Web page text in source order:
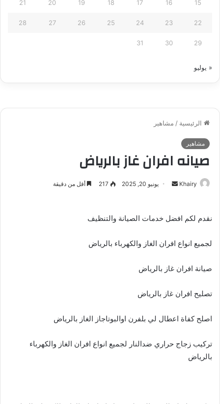
15
16
17
18
19
20
21
22
23
24
25
26
27
28
29
30
31
« يوليو